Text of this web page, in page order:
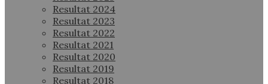
Resultat 2024
Resultat 2023
Resultat 2022
Resultat 2021
Resultat 2020
Resultat 2019
Resultat 2018